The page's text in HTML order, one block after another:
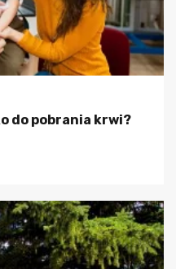
do pobrania krwi?